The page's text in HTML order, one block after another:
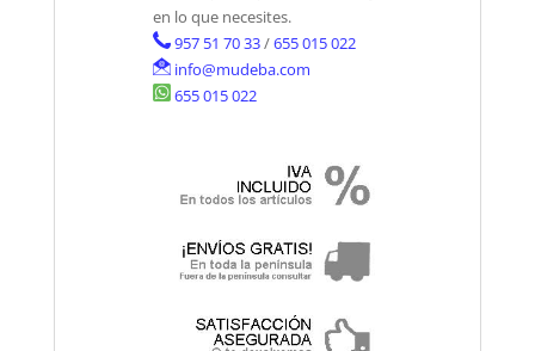
en lo que necesites.
957 51 70 33/655 015 022
info@mudeba.com
655 015 022